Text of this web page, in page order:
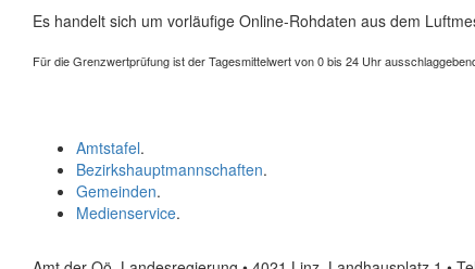
Es handelt sich um vorläufige Online-Rohdaten aus dem
Für die Grenzwertprüfung ist der Tagesmittelwert von 0 bis 24 Uhr
Amtstafel.
Bezirkshauptmannschaften.
Gemeinden.
Medienservice.